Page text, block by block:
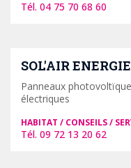
04 75 70 68 60
SOL'AIR ENERGIE
Panneaux
électriques
HABITAT / CONSEILS /
09 72 13 20 62